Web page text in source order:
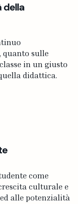
della
sulle
in un giusto
didattica.
come
culturale e
alle potenzialità